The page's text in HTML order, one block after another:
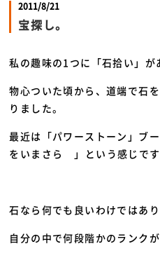
2011/8/21
宝探し。
私の趣味の1つに「石拾い」が
物心ついた頃から、道端で石
りました。
最近は「パワーストーン」ブ
をいまさら
」という感じです
石なら何でも良いわけではあり
自分の中で何段階かのランクが